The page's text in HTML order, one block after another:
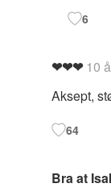
6
❤❤❤ 10
Aksept,
64
Bra at